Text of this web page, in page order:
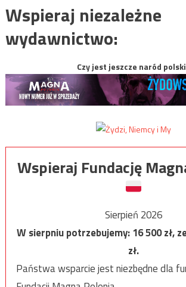
Wspieraj niezależne
wydawnictwo:
Czy jest jeszcze naród
Wspieraj Fundację
Sierpień 2026
W sierpniu potrzebujemy:16 500zł,
zł.
Państwa wsparcie jest niezbędne dla